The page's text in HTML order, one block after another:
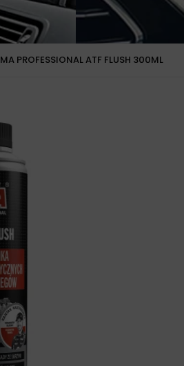
MA PROFESSIONAL ATF FLUSH 300ML